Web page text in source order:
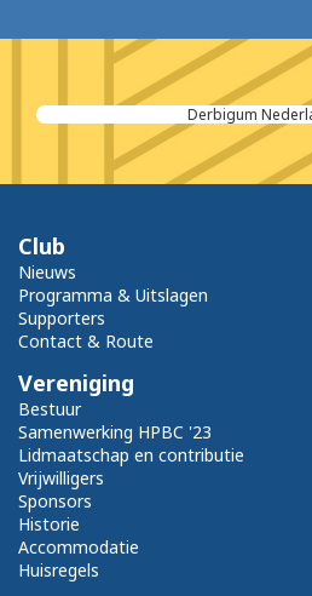
Derbigum
Club
Nieuws
Programma & Uitslagen
Supporters
Contact & Route
Vereniging
Bestuur
Samenwerking HPBC '23
Lidmaatschap en contributie
Vrijwilligers
Sponsors
Historie
Accommodatie
Huisregels